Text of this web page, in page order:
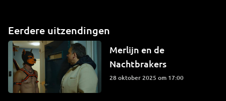
Eerdere uitzendingen
Merlijn en de
Nachtbrakers
28 oktober 2025 om 17:00